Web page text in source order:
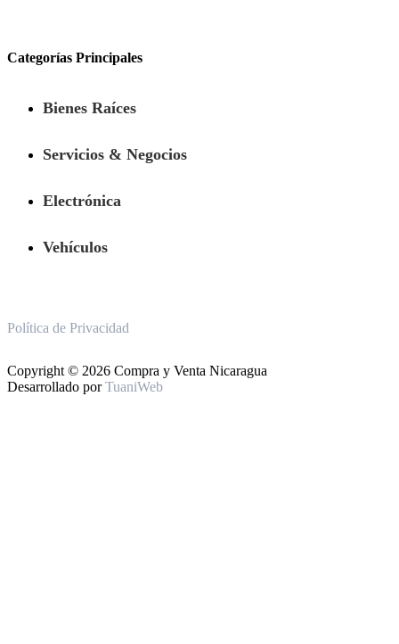
Categorías Principales
Bienes Raíces
Servicios & Negocios
Electrónica
Vehículos
Política de Privacidad
Copyright © 2026 Compra y Venta Nicaragua
Desarrollado porTuaniWeb